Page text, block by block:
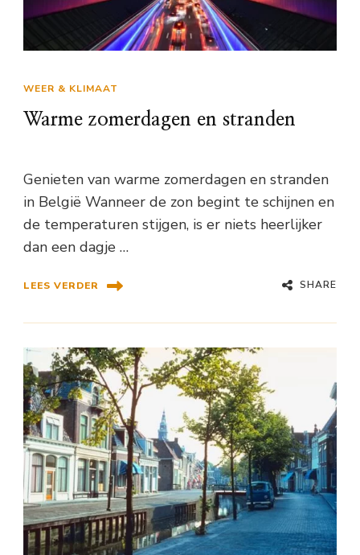
WEER & KLIMAAT
Warme zomerdagen en stranden
Genieten van warme zomerdagen en stranden
in België Wanneer de zon begint te schijnen en
de temperaturen stijgen, is er niets heerlijker
dan een dagje …
LEES VERDER SHARE